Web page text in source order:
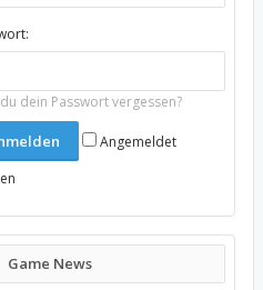
dein Passwort vergessen?
Angemeldet
Game News